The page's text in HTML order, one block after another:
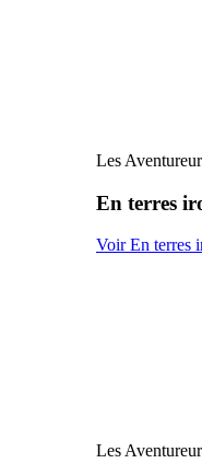
Les
En terres
Voir En terres
Les